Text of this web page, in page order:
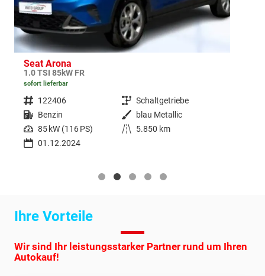
Seat Arona
1.0 TSI 85kW FR
sofort lieferbar
Fahrzeugnr. 122406 Getriebe Schaltgetriebe
Kraftstoff Benzin Außenfarbe
blau Metallic
Leistung 85 kW (116 PS) Kilometerstand
5.850 km
01.12.2024
Ihre Vorteile
Wir sind Ihr leistungsstarker Partner rund um Ihren
Autokauf!